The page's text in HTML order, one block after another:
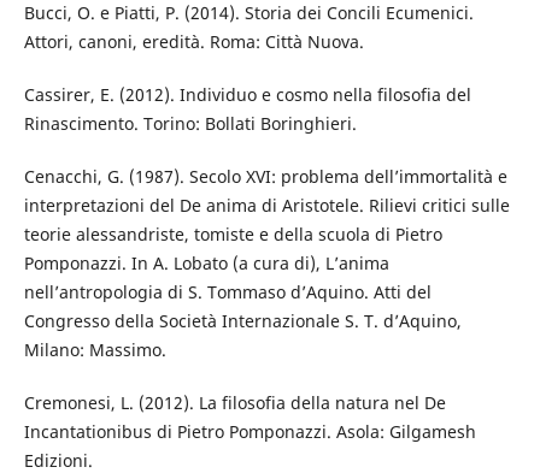
Bucci, O. e Piatti, P. (2014). Storia dei Concili Ecumenici.
Attori, canoni, eredità. Roma: Città Nuova.
Cassirer, E. (2012). Individuo e cosmo nella filosofia del
Rinascimento. Torino: Bollati Boringhieri.
Cenacchi, G. (1987). Secolo XVI: problema dell’immortalità e
interpretazioni del De anima di Aristotele. Rilievi critici sulle
teorie alessandriste, tomiste e della scuola di Pietro
Pomponazzi. In A. Lobato (a cura di), L’anima
nell’antropologia di S. Tommaso d’Aquino. Atti del
Congresso della Società Internazionale S. T. d’Aquino,
Milano: Massimo.
Cremonesi, L. (2012). La filosofia della natura nel De
Incantationibus di Pietro Pomponazzi. Asola: Gilgamesh
Edizioni.